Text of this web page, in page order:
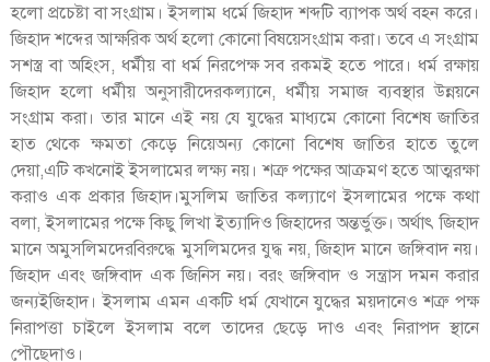
হলো প্রচেষ্টা বা সংগ্রাম। ইসলাম ধর্মে জিহাদ শব্দটি ব্যাপক অর্থ বহন করে।
জিহাদ শব্দের আক্ষরিক অর্থ হলো কোনো বিষয়েসংগ্রাম করা। তবে এ সংগ্রাম
সশস্ত্র বা অহিংস, ধর্মীয় বা ধর্ম নিরপেক্ষ সব রকমই হতে পারে। ধর্ম রক্ষায়
জিহাদ হলো ধর্মীয় অনুসারীদেরকল্যানে, ধর্মীয় সমাজ ব্যবস্থার উন্নয়নে
সংগ্রাম করা। তার মানে এই নয় যে যুদ্ধের মাধ্যমে কোনো বিশেষ জাতির
হাত থেকে ক্ষমতা কেড়ে নিয়েঅন্য কোনো বিশেষ জাতির হাতে তুলে
দেয়া,এটি কখনোই ইসলামের লক্ষ্য নয়। শত্রু পক্ষের আক্রমণ হতে আত্মরক্ষা
করাও এক প্রকার জিহাদ।মুসলিম জাতির কল্যাণে ইসলামের পক্ষে কথা
বলা, ইসলামের পক্ষে কিছু লিখা ইত্যাদিও জিহাদের অন্তর্ভুক্ত। অর্থাৎ জিহাদ
মানে অমুসলিমদেরবিরুদ্ধে মুসলিমদের যুদ্ধ নয়, জিহাদ মানে জঙ্গিবাদ নয়।
জিহাদ এবং জঙ্গিবাদ এক জিনিস নয়। বরং জঙ্গিবাদ ও সন্ত্রাস দমন করার
জন্যইজিহাদ। ইসলাম এমন একটি ধর্ম যেখানে যুদ্ধের ময়দানেও শত্রু পক্ষ
নিরাপত্তা চাইলে ইসলাম বলে তাদের ছেড়ে দাও এবং নিরাপদ স্থানে
পৌছেদাও।